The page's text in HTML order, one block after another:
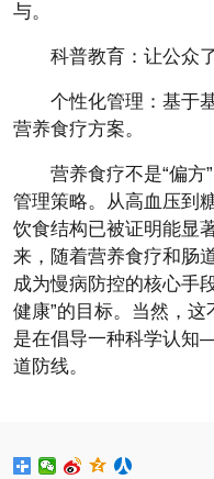
与。
科普教育：让公众
个性化管理：基于
营养食疗方案。
营养食疗不是“偏方
管理策略。从高血压到
饮食结构已被证明能显
来，随着营养食疗和肠
成为慢病防控的核心手
健康”的目标。当然，
是在倡导一种科学认
道防线。